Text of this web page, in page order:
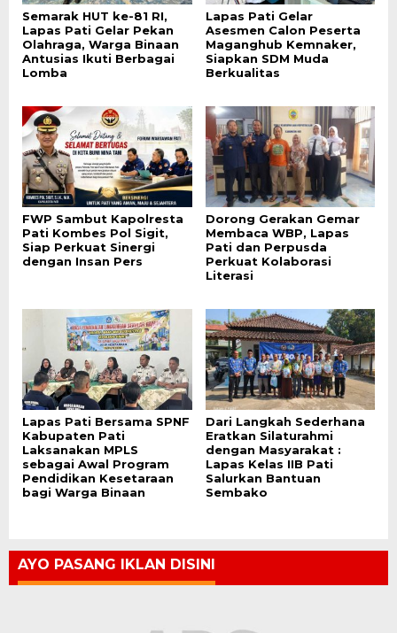
Semarak HUT ke-81 RI,
Lapas Pati Gelar Pekan
Olahraga, Warga Binaan
Antusias Ikuti Berbagai
Lomba
Lapas Pati Gelar
Asesmen Calon Peserta
Maganghub Kemnaker,
Siapkan SDM Muda
Berkualitas
FWP Sambut Kapolresta
Pati Kombes Pol Sigit,
Siap Perkuat Sinergi
dengan Insan Pers
Dorong Gerakan Gemar
Membaca WBP, Lapas
Pati dan Perpusda
Perkuat Kolaborasi
Literasi
Lapas Pati Bersama SPNF
Kabupaten Pati
Laksanakan MPLS
sebagai Awal Program
Pendidikan Kesetaraan
bagi Warga Binaan
Dari Langkah Sederhana
Eratkan Silaturahmi
dengan Masyarakat :
Lapas Kelas IIB Pati
Salurkan Bantuan
Sembako
AYO PASANG IKLAN DISINI